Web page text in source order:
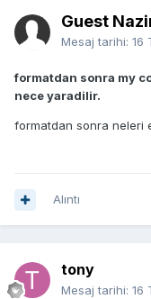
Guest
Mesaj tarihi: 16
formatdan sonra my
nece yaradilir.
formatdan sonra neleri
Alıntı
tony
Mesaj tarihi: 16